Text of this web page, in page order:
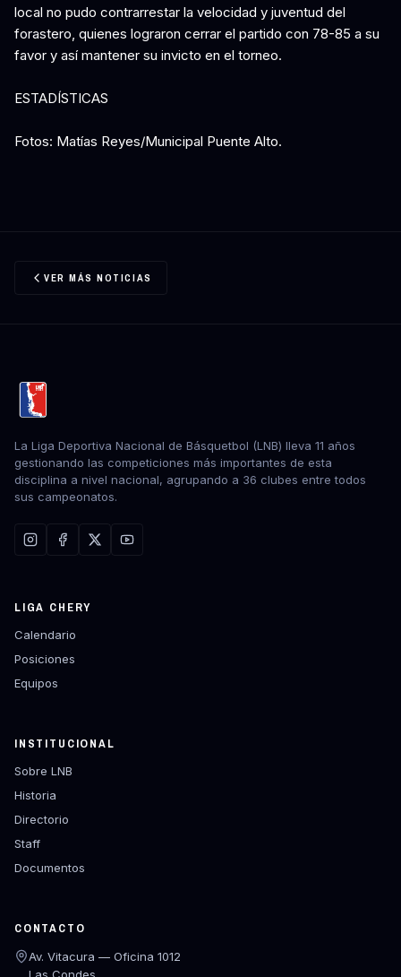
local no pudo contrarrestar la velocidad y juventud del
forastero, quienes lograron cerrar el partido con 78-85 a su
favor y así mantener su invicto en el torneo.
ESTADÍSTICAS
Fotos: Matías Reyes/Municipal Puente Alto.
VER MÁS NOTICIAS
La Liga Deportiva Nacional de Básquetbol (LNB) lleva 11 años
gestionando las competiciones más importantes de esta
disciplina a nivel nacional, agrupando a 36 clubes entre todos
sus campeonatos.
LIGA CHERY
Calendario
Posiciones
Equipos
INSTITUCIONAL
Sobre LNB
Historia
Directorio
Staff
Documentos
CONTACTO
Av. Vitacura — Oficina 1012